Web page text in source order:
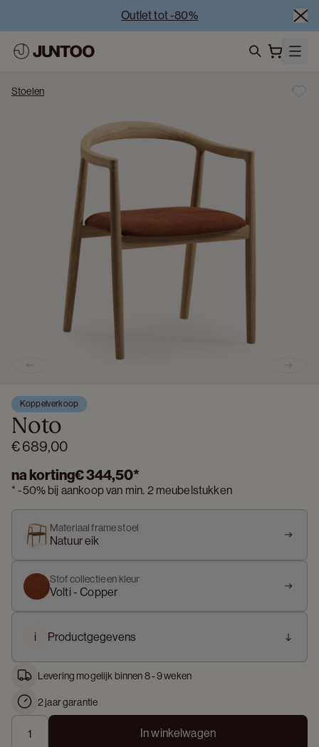
Outlet tot -80%
Uitverkoop van showroommodellen – Bezoek onze
showrooms
Koppelverkoop -50% bij aankoop van minstens 2
meubelstukken
Stoelen
Koppelverkoop
Noto
€ 689,00
na korting€ 344,50*
*-50% bij aankoop van min. 2 meubelstukken
Materiaal frame stoel
Natuur eik
Stof collectie en kleur
Volti - Copper
i Productgegevens
Levering mogelijk binnen 8 - 9 weken
2 jaar garantie
In winkelwagen